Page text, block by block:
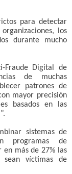
para detectar
los
durante mucho
Fraude Digital de
de muchas
patrones de
mayor precisión
basados en las
sistemas de
programas de
en más de 27% las
sean víctimas de